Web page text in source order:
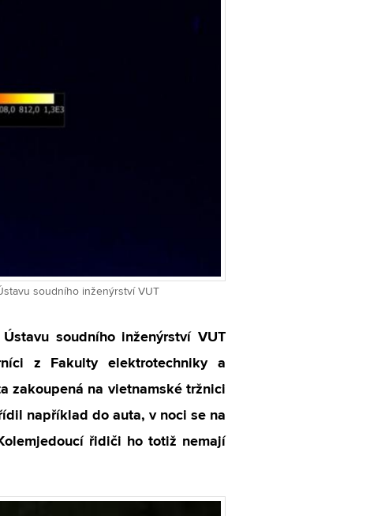
soudního inženýrství VUT
soudního inženýrství VUT
z Fakulty elektrotechniky a
zakoupená na vietnamské tržnici
například do auta, v noci se na
řidiči ho totiž nemají